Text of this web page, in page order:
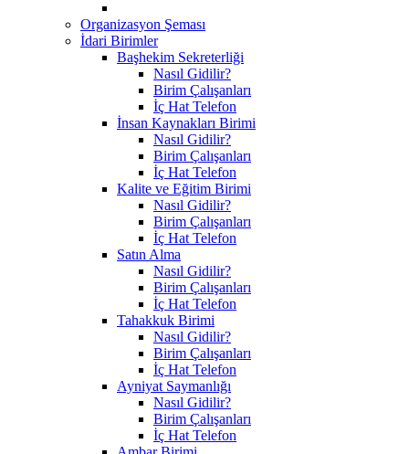
Organizasyon Şeması
İdari Birimler
Başhekim Sekreterliği
Nasıl Gidilir?
Birim Çalışanları
İç Hat Telefon
İnsan Kaynakları Birimi
Nasıl Gidilir?
Birim Çalışanları
İç Hat Telefon
Kalite ve Eğitim Birimi
Nasıl Gidilir?
Birim Çalışanları
İç Hat Telefon
Satın Alma
Nasıl Gidilir?
Birim Çalışanları
İç Hat Telefon
Tahakkuk Birimi
Nasıl Gidilir?
Birim Çalışanları
İç Hat Telefon
Ayniyat Saymanlığı
Nasıl Gidilir?
Birim Çalışanları
İç Hat Telefon